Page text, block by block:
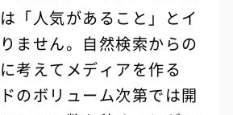
「人気があること」とイ
ません。自然検索からの
考えてメディアを作る
のボリューム次第では開